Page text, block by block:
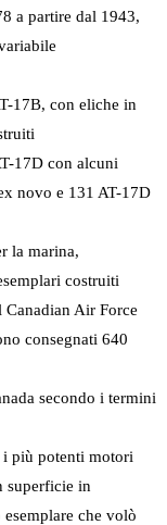
a partire dal 1943,
17B, con eliche in
17D con alcuni
novo e 131 AT-17D
la marina,
costruiti
Canadian Air Force
consegnati 640
secondo i termini
i più potenti motori
superficie in
che volò